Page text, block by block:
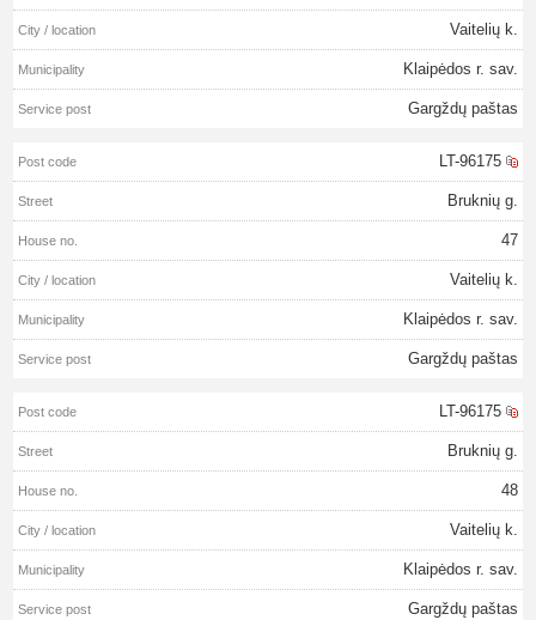
Vaitelių k.
Klaipėdos r. sav.
Gargždų paštas
LT-96175
Bruknių g.
47
Vaitelių k.
Klaipėdos r. sav.
Gargždų paštas
LT-96175
Bruknių g.
48
Vaitelių k.
Klaipėdos r. sav.
Gargždų paštas